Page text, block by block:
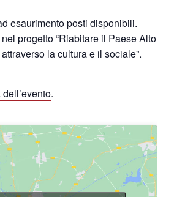
esaurimento posti disponibili.
progetto “Riabitare il Paese Alto
la cultura e il sociale”.
.